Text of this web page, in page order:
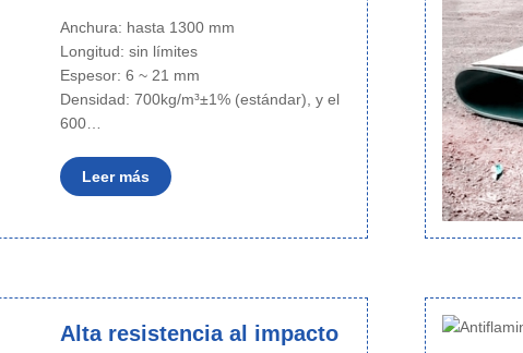
Anchura: hasta 1300 mm
Longitud: sin límites
Espesor: 6 ~ 21 mm
Densidad: 700kg/m³±1% (estándar), y el
600…
Leer más
Alta resistencia al impacto